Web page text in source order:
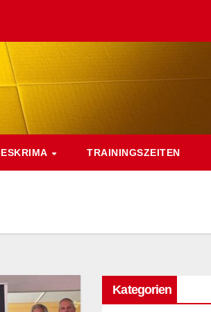
ESKRIMA TRAININGSZEITEN
Kategorien